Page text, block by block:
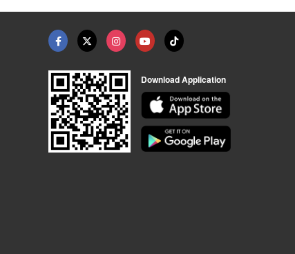
Download Application